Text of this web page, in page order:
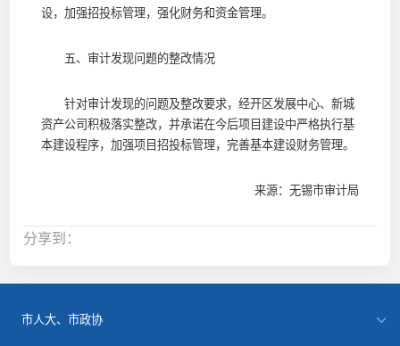
设，加强招投标管理，强化财务和资金管理。
五、审计发现问题的整改情况
针对审计发现的问题及整改要求，经开区发展中心、新城
资产公司积极落实整改，并承诺在今后项目建设中严格执行基
本建设程序，加强项目招投标管理，完善基本建设财务管理。
来源：无锡市审计局
分享到：
市人大、市政协